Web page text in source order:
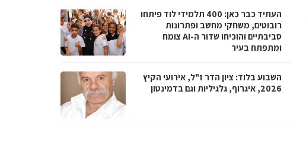
העתיד כבר כאן: 400 תלמידי לוד פיתחו
רובוטים, משחקי מחשב ופתרונות
סביבתיים והוכיחו שדור ה-AI צומח
ומתפתח בעיר
השבוע בלוד: ציון הדר ז"ל, אירועי הקיץ
2026, איגרוף, גלגיליות וגם בדמינטון